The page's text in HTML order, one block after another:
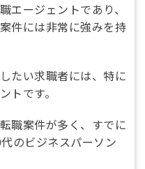
エージェントであり、
件には非常に強みを持
たい求職者には、特に
トです。
職案件が多く、すでに
のビジネスパーソン